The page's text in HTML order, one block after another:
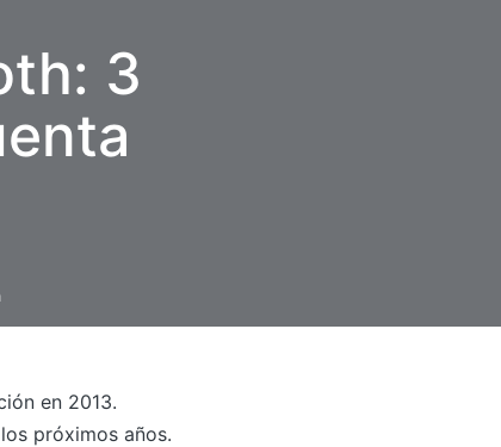
3
en 2013.
próximos años.